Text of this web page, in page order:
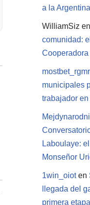
a la
WilliamSiz en
comunidad:
mostbet_rgmr
municipales
trabajador
Laboulaye:
Monseñor
1win_oioten
llegada del
primera